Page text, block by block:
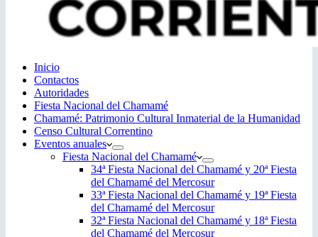
Inicio
Contactos
Autoridades
Fiesta Nacional del Chamamé
Chamamé: Patrimonio Cultural Inmaterial de la Humanidad
Censo Cultural Correntino
Eventos anuales
Fiesta Nacional del Chamamé
34ª Fiesta Nacional del Chamamé y 20ª Fiesta
del Chamamé del Mercosur
33ª Fiesta Nacional del Chamamé y 19ª Fiesta
del Chamamé del Mercosur
32ª Fiesta Nacional del Chamamé y 18ª Fiesta
del Chamamé del Mercosur